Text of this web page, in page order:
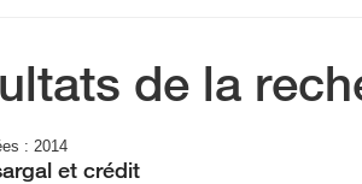
de la
: 2014
et crédit